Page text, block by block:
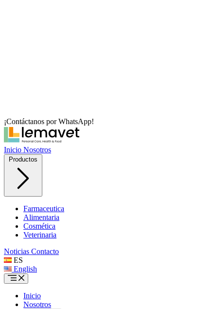
¡Contáctanos por WhatsApp!
Inicio Nosotros
Productos
Farmaceutica
Alimentaria
Cosmética
Veterinaria
Noticias Contacto
ES
English
Inicio
Nosotros